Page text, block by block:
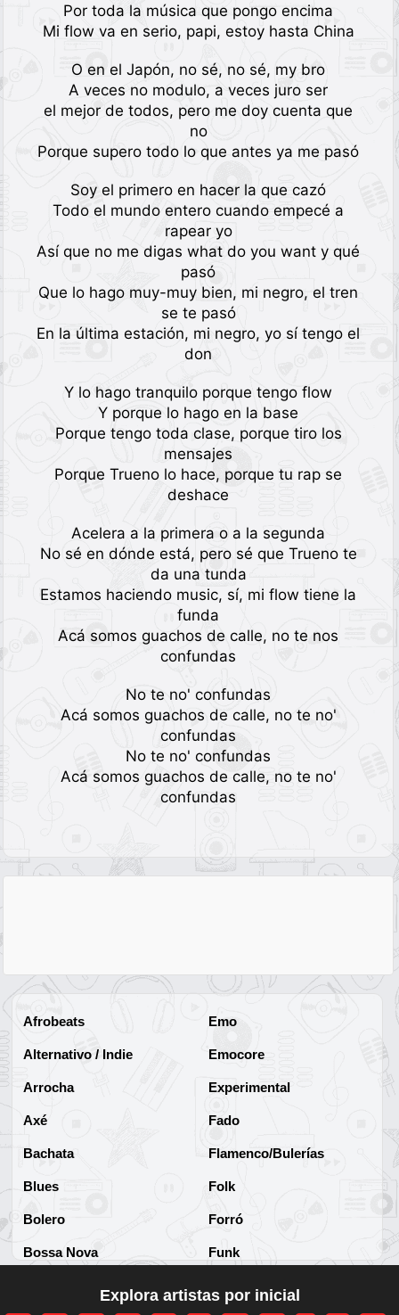
Por toda la música que pongo encima
Mi flow va en serio, papi, estoy hasta China
O en el Japón, no sé, no sé, my bro
A veces no modulo, a veces juro ser
el mejor de todos, pero me doy cuenta que
no
Porque supero todo lo que antes ya me pasó
Soy el primero en hacer la que cazó
Todo el mundo entero cuando empecé a
rapear yo
Así que no me digas what do you want y qué
pasó
Que lo hago muy-muy bien, mi negro, el tren
se te pasó
En la última estación, mi negro, yo sí tengo el
don
Y lo hago tranquilo porque tengo flow
Y porque lo hago en la base
Porque tengo toda clase, porque tiro los
mensajes
Porque Trueno lo hace, porque tu rap se
deshace
Acelera a la primera o a la segunda
No sé en dónde está, pero sé que Trueno te
da una tunda
Estamos haciendo music, sí, mi flow tiene la
funda
Acá somos guachos de calle, no te nos
confundas
No te no' confundas
Acá somos guachos de calle, no te no'
confundas
No te no' confundas
Acá somos guachos de calle, no te no'
confundas
Afrobeats
Alternativo / Indie
Arrocha
Axé
Bachata
Blues
Bolero
Bossa Nova
Emo
Emocore
Experimental
Fado
Flamenco/Bulerías
Folk
Forró
Funk
Explora artistas por inicial